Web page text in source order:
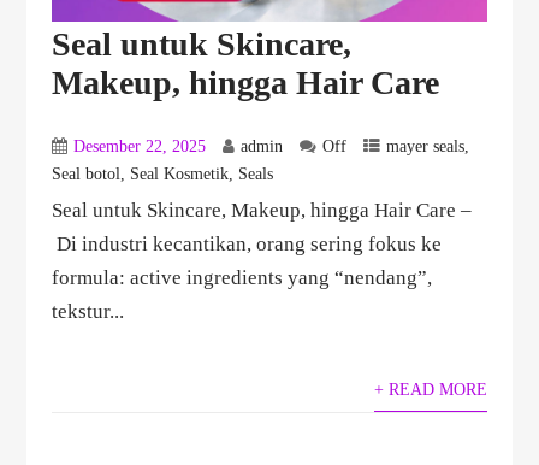
Seal untuk Skincare,
Makeup, hingga Hair Care
Desember 22, 2025 admin Off mayer seals,
Seal botol, Seal Kosmetik, Seals
Seal untuk Skincare, Makeup, hingga Hair Care –
Di industri kecantikan, orang sering fokus ke
formula: active ingredients yang “nendang”,
tekstur...
+ READ MORE